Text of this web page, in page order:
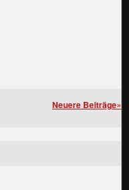
Neuere Beiträge»